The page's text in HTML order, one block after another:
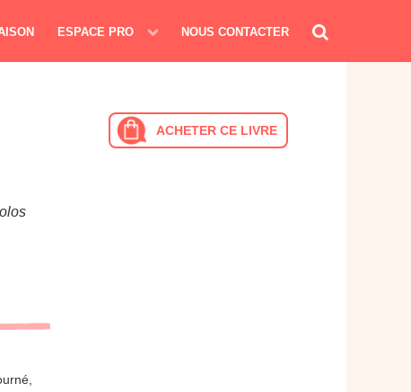
ESPACE PRO NOUS CONTACTER
ACHETER CE LIVRE